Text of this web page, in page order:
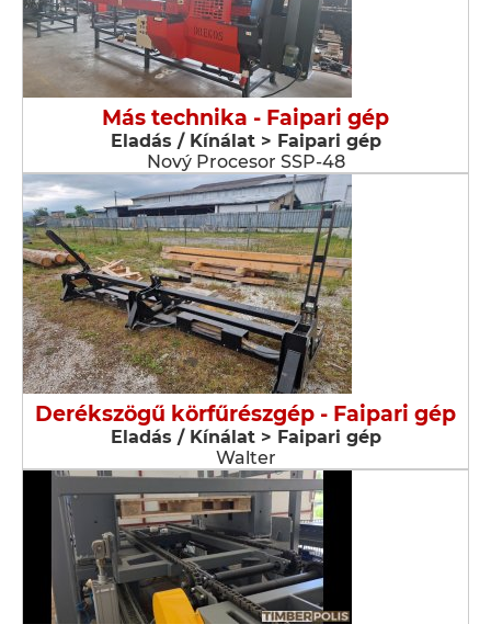
Más technika - Faipari gép
Eladás / Kínálat > Faipari gép
Nový Procesor SSP-48
Derékszögű körfűrészgép - Faipari gép
Eladás / Kínálat > Faipari gép
Walter